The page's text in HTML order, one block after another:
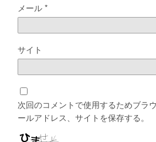
メール*
サイト
次回のコメントで使用するためブラ
ールアドレス、サイトを保存する。